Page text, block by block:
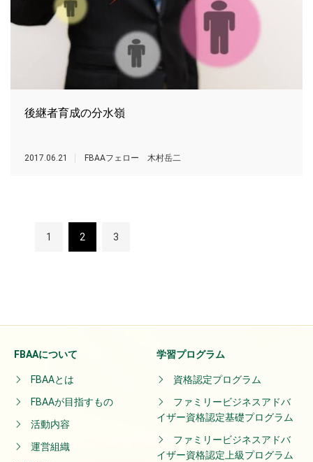
後継者育成の分水嶺
2017.06.21 FBAAフェロー 木村岳二
1 2 3
FBAAについて
FBAAとは
FBAAが目指すもの
活動内容
運営組織
学習プログラム
資格認定プログラム
ファミリービジネスアドバ
イザー資格認定基礎プログラム
ファミリービジネスアドバ
イザー資格認定上級プログラム